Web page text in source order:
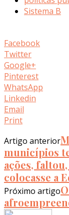
Sistema B
Facebook
Twitter
Google+
Pinterest
WhatsApp
Linkedin
Email
Print
Artigo anterior
municípios
ações,
colocasse a
Próximo artigo